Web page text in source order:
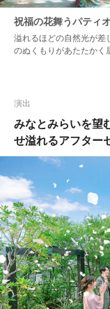
祝福の花舞うパティ
溢れるほどの自然光が差
のぬくもりがあたたかく
みなとみらいを望
せ溢れるアフター
演出